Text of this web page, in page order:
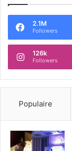
2.1M
Followers
126k
Followers
Populaire